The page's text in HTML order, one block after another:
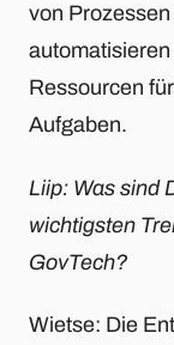
von
Ressourcen
Aufgaben.
Liip: Was sind
wichtigsten
GovTech?
Wietse: Die